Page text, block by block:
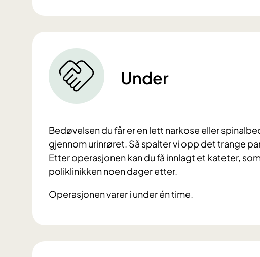
Under
Bedøvelsen du får er en lett narkose eller
gjennom urinrøret. Så spalter vi opp det trange
Etter operasjonen kan du få innlagt et kateter,
poliklinikken noen dager etter.
Operasjonen varer i under én time.